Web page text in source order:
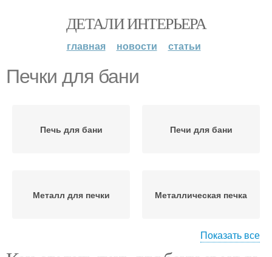
ДЕТАЛИ ИНТЕРЬЕРА
главная новости статьи
Печки для бани
Печь для бани Печи для бани
Металл для печки Металлическая печка
Показать все